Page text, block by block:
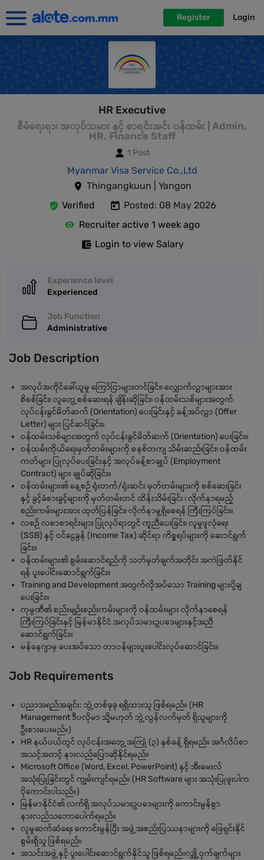
Register Login
HR Executive
စီမံရေးရာ၊ အလုပ်သမား နှင့် စာရင်းအင်း ၀န်ထမ်း | Admin,
HR, Finance Staff
1 Post
Myanmar Visa Service Co.,Ltd
Thingangkuun | Yangon
Verified
Posted: 08 May 2026
Recruiter active 1 week ago
Login to view Salary
Experience level
Experienced
Job Function
Administrative
Job Description
အလုပ်အကိုင်ခေါ်ယူမှု ကြော်ငြာများတင်ခြင်း၊ လျှောက်လွှာများအား
စိစစ်ခြင်း၊ လူတွေ့စစ်ဆေးရန် ချိန်းဆိုခြင်း၊ ဝန်ထမ်းသစ်များအတွက်
လုပ်ငန်းခွင်မိတ်ဆက် (Orientation) ပေးခြင်းနှင့် ခန့်အပ်လွှာ (Offer
Letter) များ ပြင်ဆင်ခြင်း။
ဝန်ထမ်းသစ်များအတွက် လုပ်ငန်းခွင်မိတ်ဆက် (Orientation) ပေးခြင်း။
ဝန်ထမ်းကိုယ်ရေးမှတ်တမ်းများကို စနစ်တကျ သိမ်းဆည်းခြင်း၊ ဝန်ထမ်း
ကတ်များ ပြုလုပ်ပေးခြင်းနှင့် အလုပ်ခန့်စာချုပ် (Employment
Contract) များ ချုပ်ဆိုခြင်း။
ဝန်ထမ်းများ၏ နေ့စဉ် ရုံးတက်/ရုံးဆင်း မှတ်တမ်းများကို စစ်ဆေးခြင်း
နှင့် ခွင့်ခံစားခွင့်များကို မှတ်တမ်းတင် ထိန်းသိမ်းခြင်း ၊ လိုက်နာရမည့်
စည်းကမ်းများအား ထုတ်ပြန်ခြင်း၊ လိုက်နာမှု့ရှိစေရန် ကြီးကြပ်ခြင်း။
လစဉ် လစာစာရင်းများ ပြုလုပ်ရာတွင် ကူညီပေးခြင်း၊ လူမှုဖူလုံရေး
(SSB) နှင့် ဝင်ငွေခွန် (Income Tax) ဆိုင်ရာ ကိစ္စရပ်များကို ဆောင်ရွက်
ခြင်း။
ဝန်ထမ်းများ၏ စွမ်းဆောင်ရည်ကို သတ်မှတ်ချက်အတိုင်း အကဲဖြတ်နိုင်
ရန် ပူးပေါင်းဆောင်ရွက်ခြင်း။
Training and Development အတွက်လိုအပ်သော Training များပို့ချ
ပေးခြင်း။
ကုမ္ပဏီ၏ စည်းမျဉ်းစည်းကမ်းများကို ဝန်ထမ်းများ လိုက်နာစေရန်
ကြီးကြပ်ခြင်းနှင့် မြန်မာနိုင်ငံ အလုပ်သမားဥပဒေများနှင့်အညီ
ဆောင်ရွက်ခြင်း။
မန်နေဂျာမှ ပေးအပ်သော တာ၀န်များပူးပေါင်းလုပ်ဆောင်ခြင်း။
Job Requirements
ပညာအရည်အချင်း: ဘွဲ့တစ်ခုခု ရရှိထားသူ ဖြစ်ရမည်။ (HR
Management ဒီပလိုမာ သို့မဟုတ် ဘွဲ့လွန်လက်မှတ် ရှိသူများကို
ဦးစားပေးမည်။)
HR နယ်ပယ်တွင် လုပ်ငန်းအတွေ့အကြုံ (၃) နှစ်ခန့် ရှိရမည်။ အင်္ဂလိပ်စာ
အသင့်အတင့် နားလည်ပြောဆိုနိုင်ရမည်။
Microsoft Office (Word, Excel, PowerPoint) နှင့် အီးမေးလ်
အသုံးပြုခြင်းတွင် ကျွမ်းကျင်ရမည်။ (HR Software များ အသုံးပြုဖူးပါက
ပိုကောင်းပါသည်။)
မြန်မာနိုင်ငံ၏ လက်ရှိ အလုပ်သမားဥပဒေများကို ကောင်းမွန်စွာ
နားလည်သဘောပေါက်ရမည်။
လူမှုဆက်ဆံရေး ကောင်းမွန်ပြီး အဖွဲ့အစည်းပြဿနာများကို ဖြေရှင်းနိုင်
စွမ်းရှိသူ ဖြစ်ရမည်။
အသင်းအဖွဲ့နှင့် ပူးပေါင်းဆောင်ရွက်နိုင်သူ ဖြစ်ရမည်။လျှို့ဝှက်ချက်များ